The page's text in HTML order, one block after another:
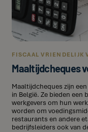
FISCAAL VRIENDELIJK
Maaltijdcheques
Maaltijdcheques zijn
in België. Ze bieden
werkgevers om hun
worden om
restaurants en andere
bedrijfsleiders ook van